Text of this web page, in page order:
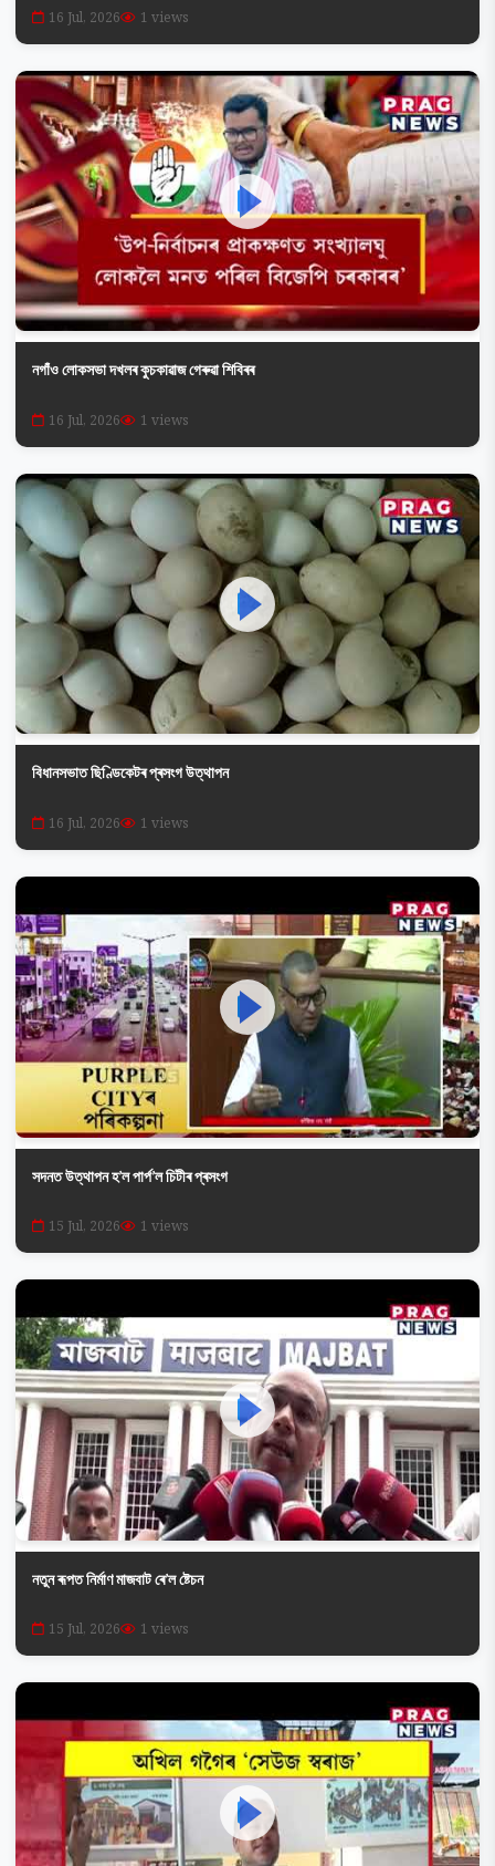
16 Jul, 2026 1 views
নগাঁও লোকসভা দখলৰ কুচকাৱাজ গেৰুৱা শিবিৰৰ
16 Jul, 2026 1 views
বিধানসভাত ছিণ্ডিকেটৰ প্ৰসংগ উত্থাপন
16 Jul, 2026 1 views
সদনত উত্থাপন হ’ল পাৰ্প’ল চিটীৰ প্ৰসংগ
15 Jul, 2026 1 views
নতুন ৰূপত নিৰ্মাণ মাজবাট ৰে’ল ষ্টেচন
15 Jul, 2026 1 views